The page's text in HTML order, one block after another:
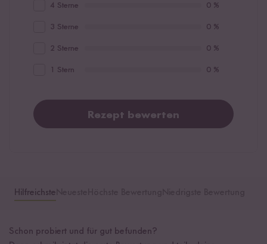
4 Sterne 0 %
3 Sterne 0 %
2 Sterne 0 %
1 Stern 0 %
Rezept bewerten
Hilfreichste
Schon probiert und für gut befunden?